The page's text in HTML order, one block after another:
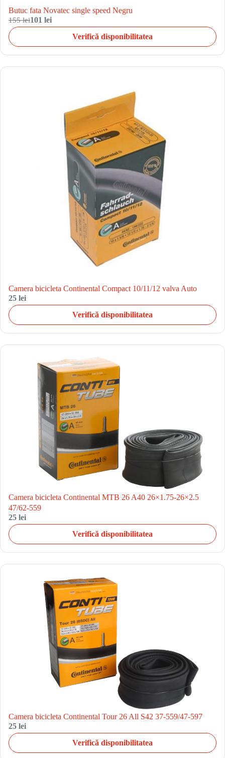
Butuc fata Novatec single speed Negru
155 lei101 lei
Verifică disponibilitatea
Camera bicicleta Continental Compact 10/11/12 valva Auto
25 lei
Verifică disponibilitatea
Camera bicicleta Continental MTB 26 A40 26×1.75-26×2.5
47/62-559
25 lei
Verifică disponibilitatea
Camera bicicleta Continental Tour 26 All S42 37-559/47-597
25 lei
Verifică disponibilitatea